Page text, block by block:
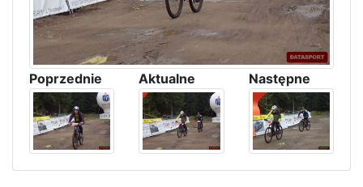
Poprzednie Aktualne Następne